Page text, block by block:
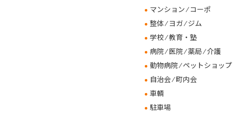
マンション ⁄ コーポ
整体 ⁄ ヨガ ⁄ ジム
学校 ⁄ 教育・塾
病院 ⁄ 医院 ⁄ 薬局 ⁄ 介護
動物病院 ⁄ ペットショップ
自治会 ⁄ 町内会
車輌
駐車場